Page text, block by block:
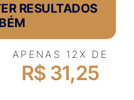
RESULTADOS
APENAS 12X DE
R$ 31,25